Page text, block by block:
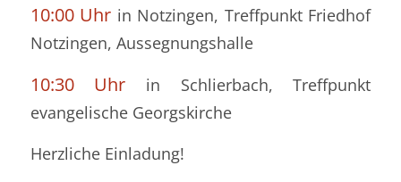
10:00 Uhr in Notzingen, Treffpunkt Friedhof
Notzingen, Aussegnungshalle
10:30 Uhr in Schlierbach, Treffpunkt
evangelische Georgskirche
Herzliche Einladung!